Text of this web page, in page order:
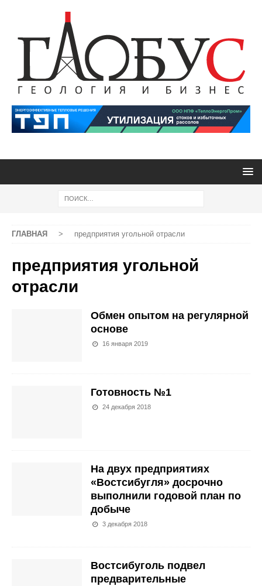
ГЛАВНАЯ > предприятия угольной отрасли
предприятия угольной
отрасли
Обмен опытом на регулярной
основе
16 января 2019
Готовность №1
24 декабря 2018
На двух предприятиях
«Востсибугля» досрочно
выполнили годовой план по
добыче
3 декабря 2018
Востсибуголь подвел
предварительные